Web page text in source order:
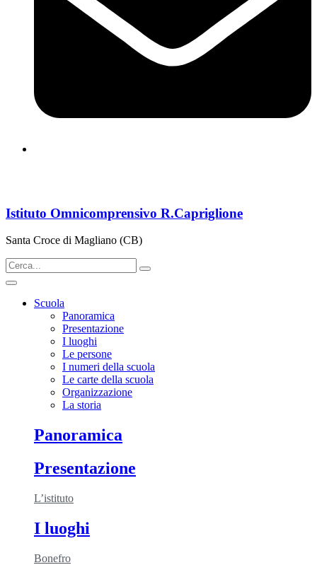
Istituto Omnicomprensivo R.Capriglione
Santa Croce di Magliano (CB)
Scuola
Panoramica
Presentazione
I luoghi
Le persone
I numeri della scuola
Le carte della scuola
Organizzazione
La storia
Panoramica
Presentazione
L’istituto
I luoghi
Bonefro